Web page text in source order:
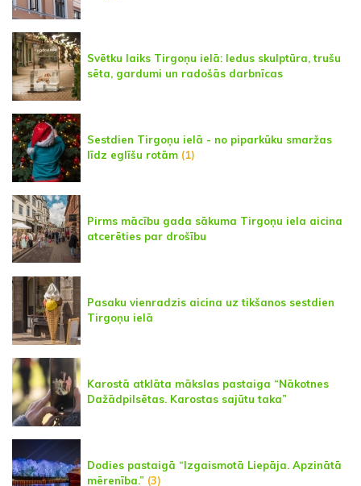
Svētku laiks Tirgoņu ielā: ledus skulptūra, trušu
sēta, gardumi un radošās darbnīcas
Sestdien Tirgoņu ielā - no piparkūku smaržas
līdz eglīšu rotām (1)
Pirms mācību gada sākuma Tirgoņu iela aicina
atcerēties par drošību
Pasaku vienradzis aicina uz tikšanos sestdien
Tirgoņu ielā
Karostā atklāta mākslas pastaiga “Nākotnes
Dažādpilsētas. Karostas sajūtu taka”
Dodies pastaigā “Izgaismotā Liepāja. Apzinātā
mērenība.” (3)